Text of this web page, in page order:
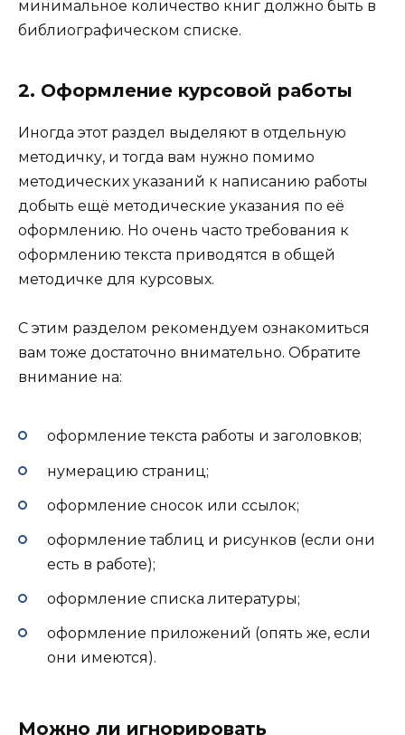
минимальное количество книг должно быть в
библиографическом списке.
2. Оформление курсовой работы
Иногда этот раздел выделяют в отдельную
методичку, и тогда вам нужно помимо
методических указаний к написанию работы
добыть ещё методические указания по её
оформлению. Но очень часто требования к
оформлению текста приводятся в общей
методичке для курсовых.
С этим разделом рекомендуем ознакомиться
вам тоже достаточно внимательно. Обратите
внимание на:
оформление текста работы и заголовков;
нумерацию страниц;
оформление сносок или ссылок;
оформление таблиц и рисунков (если они
есть в работе);
оформление списка литературы;
оформление приложений (опять же, если
они имеются).
Можно ли игнорировать